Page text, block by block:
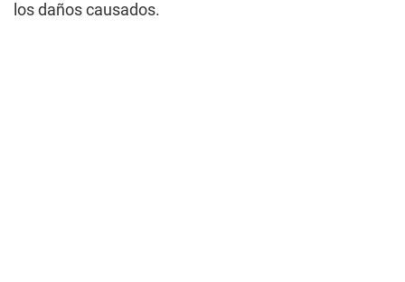
los daños causados.